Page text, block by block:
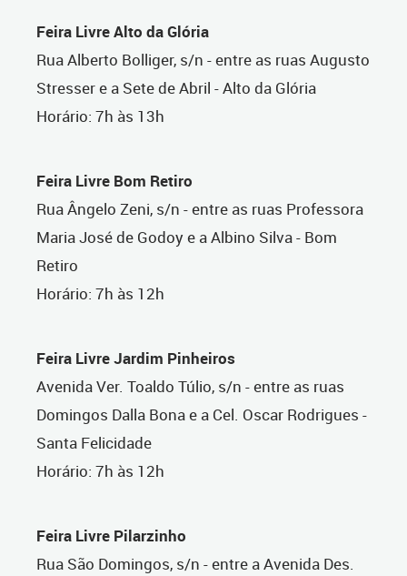
Feira Livre Alto da Glória
Rua Alberto Bolliger, s/n - entre as ruas Augusto
Stresser e a Sete de Abril - Alto da Glória
Horário: 7h às 13h
Feira Livre Bom Retiro
Rua Ângelo Zeni, s/n - entre as ruas Professora
Maria José de Godoy e a Albino Silva - Bom
Retiro
Horário: 7h às 12h
Feira Livre Jardim Pinheiros
Avenida Ver. Toaldo Túlio, s/n - entre as ruas
Domingos Dalla Bona e a Cel. Oscar Rodrigues -
Santa Felicidade
Horário: 7h às 12h
Feira Livre Pilarzinho
Rua São Domingos, s/n - entre a Avenida Des.